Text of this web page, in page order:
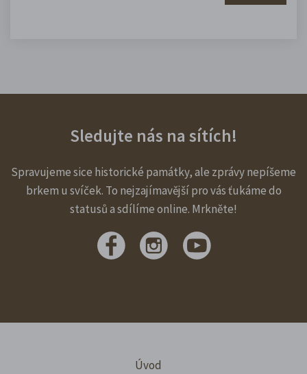
Sledujte nás na sítích!
Spravujeme sice historické památky, ale zprávy nepíšeme
brkem u svíček. To nejzajímavější pro vás ťukáme do
statusů a sdílíme online. Mrkněte!
Úvod